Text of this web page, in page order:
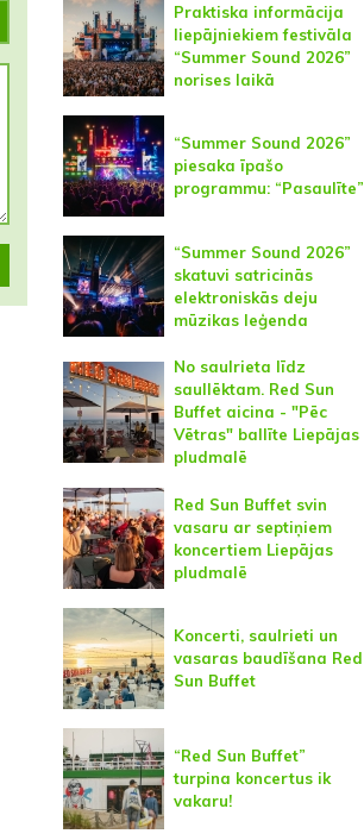
Praktiska informācija
liepājniekiem festivāla
“Summer Sound 2026”
norises laikā
“Summer Sound 2026”
piesaka īpašo
programmu: “Pasaulīte”
“Summer Sound 2026”
skatuvi satricinās
elektroniskās deju
mūzikas leģenda
No saulrieta līdz
saullēktam. Red Sun
Buffet aicina - "Pēc
Vētras" ballīte Liepājas
pludmalē
Red Sun Buffet svin
vasaru ar septiņiem
koncertiem Liepājas
pludmalē
Koncerti, saulrieti un
vasaras baudīšana Red
Sun Buffet
“Red Sun Buffet”
turpina koncertus ik
vakaru!